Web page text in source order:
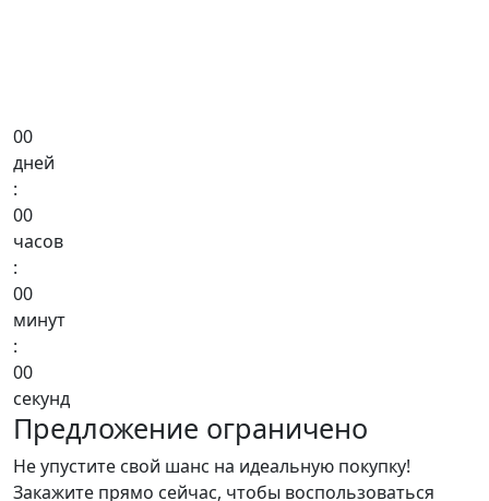
Предложение ограничено
Не упустите свой шанс на идеальную покупку!
Закажите прямо сейчас, чтобы воспользоваться
00
дней
:
00
часов
:
00
минут
:
00
секунд